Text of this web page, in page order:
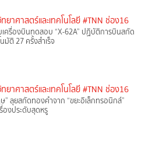
ยาศาสตร์และเทคโนโลยี #TNN ช่อง16
เครื่องบินทดสอบ “X-62A” ปฏิบัติการบินสกัด
มัติ 27 ครั้งสำเร็จ
ยาศาสตร์และเทคโนโลยี #TNN ช่อง16
” ลุยสกัดทองคำจาก “ขยะอิเล็กทรอนิกส์”
องประดับสุดหรู